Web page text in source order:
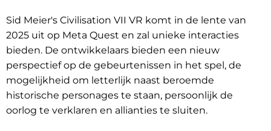
Sid Meier's Civilisation VII VR komt in de lente van
2025 uit op Meta Quest en zal unieke interacties
bieden. De ontwikkelaars bieden een nieuw
perspectief op de gebeurtenissen in het spel, de
mogelijkheid om letterlijk naast beroemde
historische personages te staan, persoonlijk de
oorlog te verklaren en allianties te sluiten.